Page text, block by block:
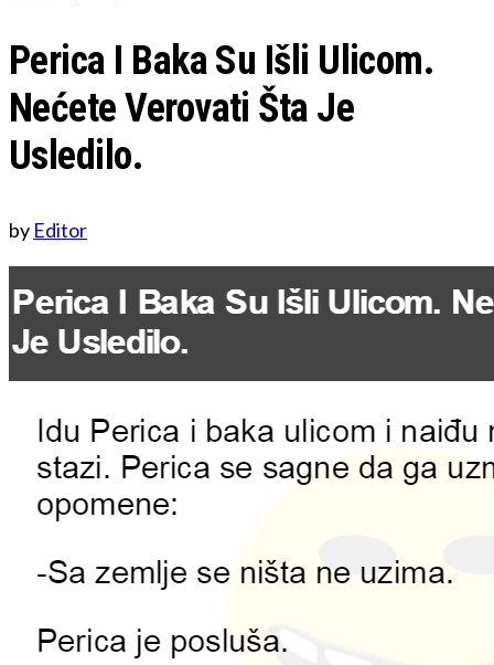
Perica I Baka Su Išli Ulicom.
Nećete Verovati Šta Je
Usledilo.
by Editor